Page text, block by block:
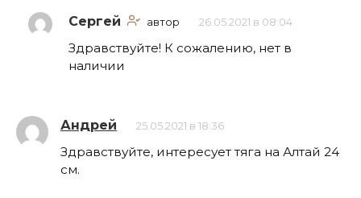
Сергей автор 26.05.2021 в 08:04
Здравствуйте! К сожалению, нет в
наличии
Андрей 25.05.2021 в 18:36
Здравствуйте, интересует тяга на Алтай 24
см.